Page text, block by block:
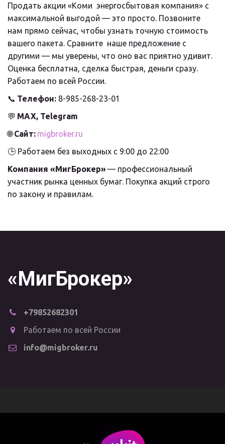
Продать акции «Коми  энергосбытовая компания» с
максимальной выгодой — это просто. Позвоните
нам прямо сейчас, чтобы узнать точную стоимость
вашего пакета. Сравните  наше предложение с
другими — мы уверены, что оно вас приятно удивит.
Оценка бесплатна, сделка быстрая, деньги сразу.
Работаем по всей России.
📞 Телефон: 8-985-268-23-01
💬 MAX, Telegram
🌐 Сайт: migbroker.ru
🕒 Работаем без выходных с 9:00 до 22:00
Компания «МигБрокер» — профессиональный
участник рынка ценных бумаг. Покупка акций строго
по закону и правилам.
«МигБрокер»
+79852682301
Работаем по всей России
info@migbroker.ru